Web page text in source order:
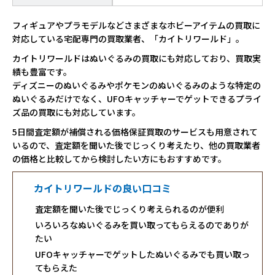
フィギュアやプラモデルなどさまざまなホビーアイテムの買取に
対応している宅配専門の買取業者、「カイトリワールド」。
カイトリワールドはぬいぐるみの買取にも対応しており、買取実
績も豊富です。
ディズニーのぬいぐるみやポケモンのぬいぐるみのような特定の
ぬいぐるみだけでなく、UFOキャッチャーでゲットできるプライ
ズ品の買取にも対応しています。
5日間査定額が補償される価格保証買取のサービスも用意されて
いるので、査定額を聞いた後でじっくり考えたり、他の買取業者
の価格と比較してから検討したい方にもおすすめです。
カイトリワールドの良い口コミ
査定額を聞いた後でじっくり考えられるのが便利
いろいろなぬいぐるみを買い取ってもらえるのでありが
たい
UFOキャッチャーでゲットしたぬいぐるみでも買い取っ
てもらえた